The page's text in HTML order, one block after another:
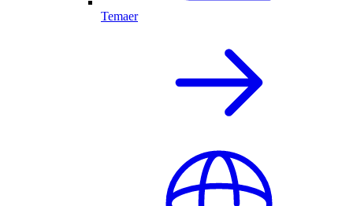
Temaer